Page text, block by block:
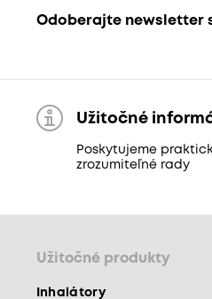
Odoberajte newsletter
Užitočné
Poskytujeme
zrozumiteľné rady
Užitočné produkty
Inhalátory